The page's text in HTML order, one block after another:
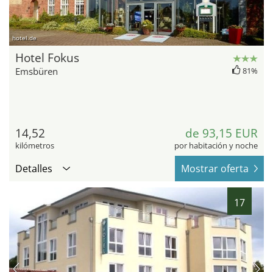
hotel.de
Hotel Fokus
Emsbüren 81%
14,52
kilómetros
de 93,15 EUR
por habitación y noche
Detalles Mostrar oferta
17